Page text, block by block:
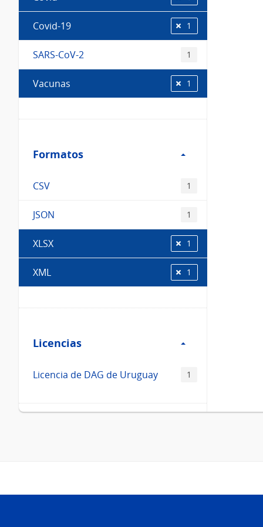
Covid-19 1
SARS-CoV-2 1
Vacunas 1
Formatos
Formatos
CSV 1
JSON 1
XLSX 1
XML 1
Licencias
Licencias
Licencia de DAG de Uruguay 1